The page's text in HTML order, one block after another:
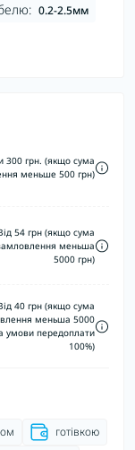
0.2-2.5мм
300 грн. (якщо сума
меньше 500 грн)
54 грн (якщо сума
меньша
5000 грн)
40 грн (якщо сума
меньша 5000
умови передоплати
100%)
готівкою